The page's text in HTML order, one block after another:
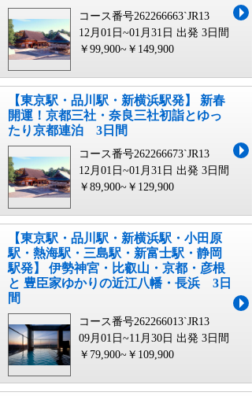
コース番号262266663`JR13
12月01日~01月31日 出発 3日間
￥99,900~￥149,900
【東京駅・品川駅・新横浜駅発】 新春
開運！京都三社・奈良三社初詣とゆっ
たり京都連泊 3日間
コース番号262266673`JR13
12月01日~01月31日 出発 3日間
￥89,900~￥129,900
【東京駅・品川駅・新横浜駅・小田原
駅・熱海駅・三島駅・新富士駅・静岡
駅発】 伊勢神宮・比叡山・京都・彦根
と 豊臣家ゆかりの近江八幡・長浜 3日
間
コース番号262266013`JR13
09月01日~11月30日 出発 3日間
￥79,900~￥109,900